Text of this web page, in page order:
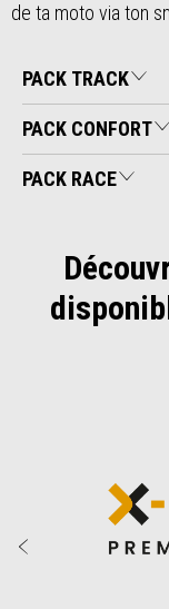
de ta moto via ton
PACK TRACK
PACK CONFORT
PACK RACE
Précédent